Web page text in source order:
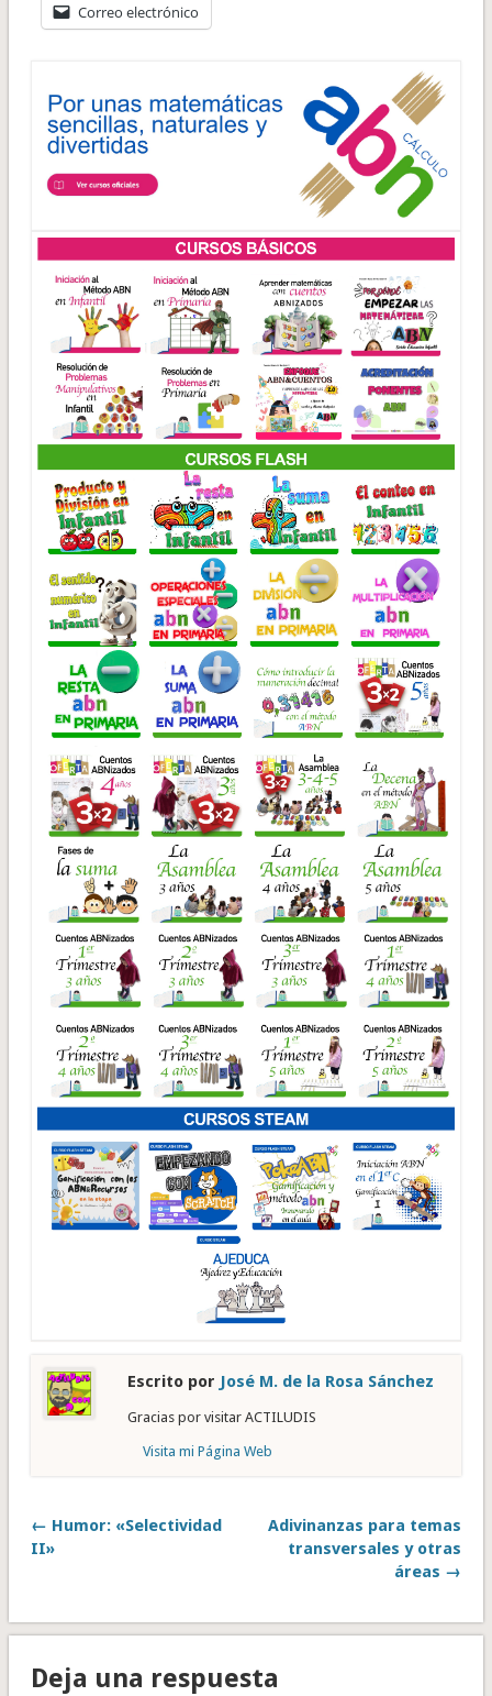
Correo electrónico
Escrito por José M. de la Rosa Sánchez
Gracias por visitar ACTILUDIS
Visita mi Página Web
← Humor: «Selectividad
II»
Adivinanzas para temas
transversales y otras
áreas →
Deja una respuesta